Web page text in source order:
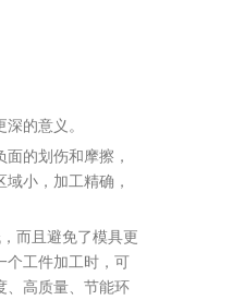
的意义。
的划伤和摩擦，
小，加工精确，
而且避免了模具更
个工件加工时，可
、高质量、节能环